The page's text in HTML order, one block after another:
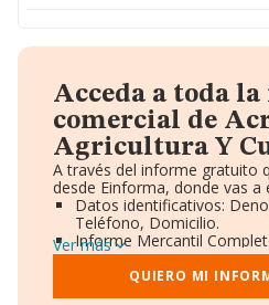
Acceda a toda
comercial de
Agricultura Y
A través del informe gratuito
desde Einforma, donde vas a
Datos identificativos:
Teléfono, Domicilio.
Informe Mercantil
Gráficos de Evolución
Consejo de
Directivos y Ejecutivos.
Ver más
QUIERO MI